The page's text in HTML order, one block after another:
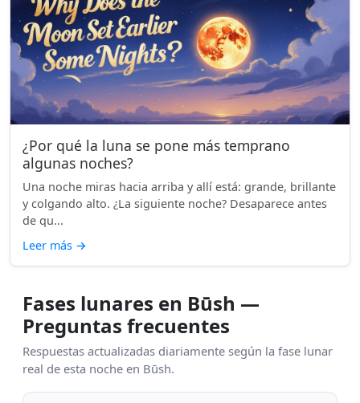
¿Por qué la luna se pone más temprano
algunas noches?
Una noche miras hacia arriba y allí está: grande, brillante
y colgando alto. ¿La siguiente noche? Desaparece antes
de qu...
Leer más →
Fases lunares en Būsh —
Preguntas frecuentes
Respuestas actualizadas diariamente según la fase lunar
real de esta noche en Būsh.